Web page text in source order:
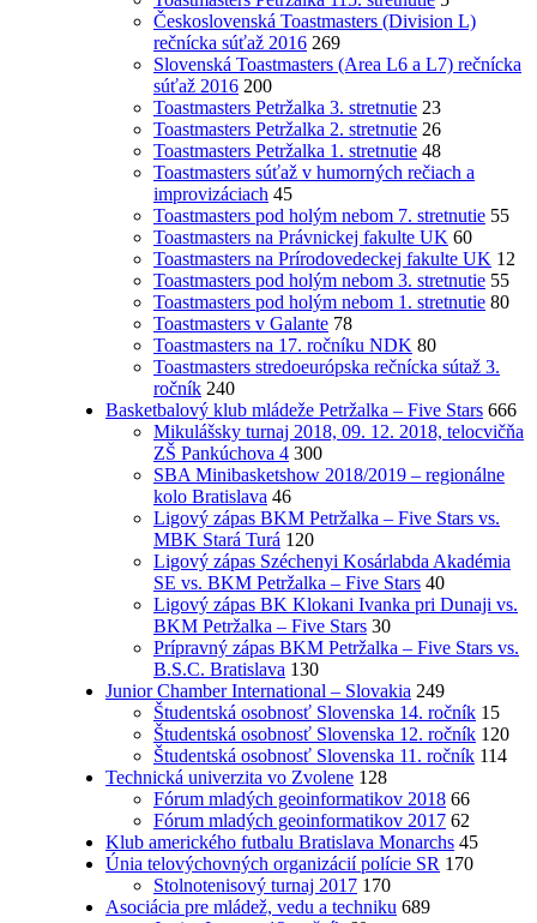
Československá Toastmasters (Division L)
rečnícka súťaž 2016 269
Slovenská Toastmasters (Area L6 a L7) rečnícka
súťaž 2016 200
Toastmasters Petržalka 3. stretnutie 23
Toastmasters Petržalka 2. stretnutie 26
Toastmasters Petržalka 1. stretnutie 48
Toastmasters súťaž v humorných rečiach a
improvizáciach 45
Toastmasters pod holým nebom 7. stretnutie 55
Toastmasters na Právnickej fakulte UK 60
Toastmasters na Prírodovedeckej fakulte UK 12
Toastmasters pod holým nebom 3. stretnutie 55
Toastmasters pod holým nebom 1. stretnutie 80
Toastmasters v Galante 78
Toastmasters na 17. ročníku NDK 80
Toastmasters stredoeurópska rečnícka sútaž 3.
ročník 240
Basketbalový klub mládeže Petržalka – Five Stars 666
Mikulášsky turnaj 2018, 09. 12. 2018, telocvičňa
ZŠ Pankúchova 4 300
SBA Minibasketshow 2018/2019 – regionálne
kolo Bratislava 46
Ligový zápas BKM Petržalka – Five Stars vs.
MBK Stará Turá 120
Ligový zápas Széchenyi Kosárlabda Akadémia
SE vs. BKM Petržalka – Five Stars 40
Ligový zápas BK Klokani Ivanka pri Dunaji vs.
BKM Petržalka – Five Stars 30
Prípravný zápas BKM Petržalka – Five Stars vs.
B.S.C. Bratislava 130
Junior Chamber International – Slovakia 249
Študentská osobnosť Slovenska 14. ročník 15
Študentská osobnosť Slovenska 12. ročník 120
Študentská osobnosť Slovenska 11. ročník 114
Technická univerzita vo Zvolene 128
Fórum mladých geoinformatikov 2018 66
Fórum mladých geoinformatikov 2017 62
Klub amerického futbalu Bratislava Monarchs 45
Únia telovýchovných organizácií polície SR 170
Stolnotenisový turnaj 2017 170
Asociácia pre mládež, vedu a techniku 689